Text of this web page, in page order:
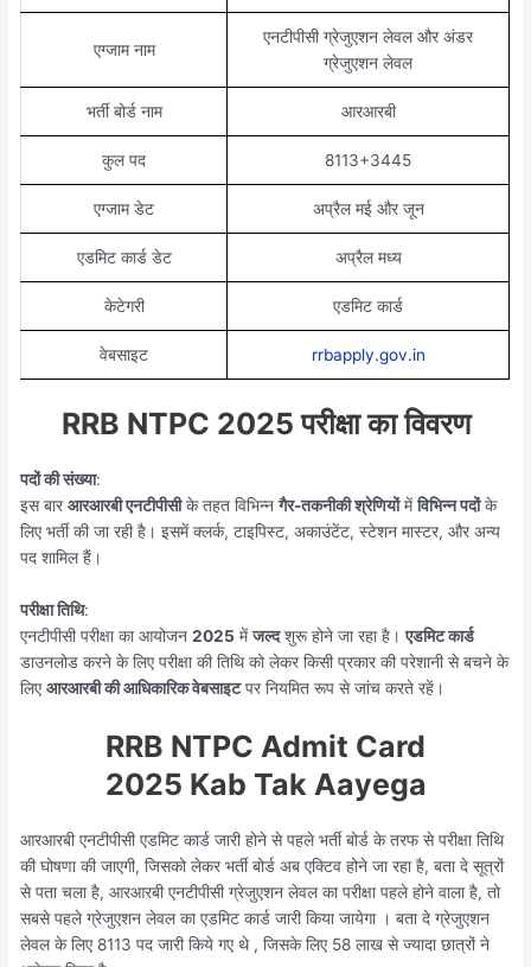
एग्जाम नाम
एनटीपीसी ग्रेजुएशन लेवल और अंडर
ग्रेजुएशन लेवल
भर्ती बोर्ड नाम आरआरबी
कुल पद 8113+3445
एग्जाम डेट अप्रैल मई और जून
एडमिट कार्ड डेट अप्रैल मध्य
केटेगरी एडमिट कार्ड
वेबसाइट rrbapply.gov.in
RRB NTPC 2025 परीक्षा का विवरण
पदों की संख्या:
इस बारआरआरबी एनटीपीसीके तहत विभिन्नगैर-तकनीकी श्रेणियोंमेंविभिन्न पदोंके
लिए भर्ती की जा रही है। इसमें क्लर्क, टाइपिस्ट, अकाउंटेंट, स्टेशन मास्टर, और अन्य
पद शामिल हैं।
परीक्षा तिथि:
एनटीपीसी परीक्षा का आयोजन2025 मेंजल्दशुरू होने जा रहा है।एडमिट कार्ड
डाउनलोड करने के लिए परीक्षा की तिथि को लेकर किसी प्रकार की परेशानी से बचने के
लिएआरआरबी की आधिकारिक वेबसाइटपर नियमित रूप से जांच करते रहें।
RRB NTPC Admit Card
2025 Kab Tak Aayega
आरआरबी एनटीपीसी एडमिट कार्ड जारी होने से पहले भर्ती बोर्ड के तरफ से परीक्षा तिथि
की घोषणा की जाएगी,जिसको लेकर भर्ती बोर्ड अब एक्टिव होने जा रहा है, बता दे सूत्रों
से पता चला है, आरआरबी एनटीपीसी ग्रेजुएशन लेवल का परीक्षा पहले होने वाला है, तो
सबसे पहले ग्रेजुएशन लेवल का एडमिट कार्ड जारी किया जायेगा । बता दे ग्रेजुएशन
लेवल के लिए 8113 पद जारी किये गए थे , जिसके लिए 58 लाख से ज्यादा छात्रों ने